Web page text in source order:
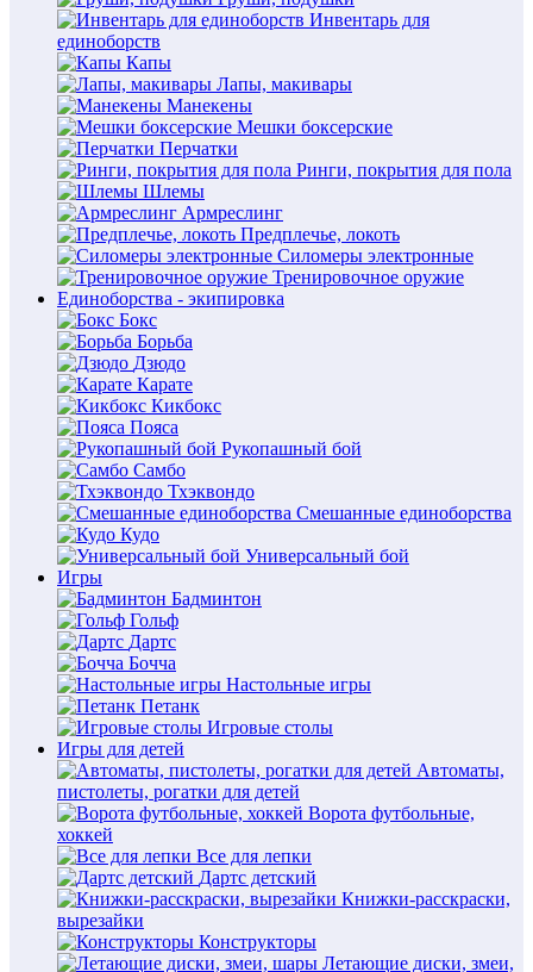
Инвентарь для
единоборств
Капы
Лапы, макивары
Манекены
Мешки боксерские
Перчатки
Ринги, покрытия для пола
Шлемы
Армреслинг
Предплечье, локоть
Силомеры электронные
Тренировочное оружие
Единоборства - экипировка
Бокс
Борьба
Дзюдо
Карате
Кикбокс
Пояса
Рукопашный бой
Самбо
Тхэквондо
Смешанные единоборства
Кудо
Универсальный бой
Игры
Бадминтон
Гольф
Дартс
Бочча
Настольные игры
Петанк
Игровые столы
Игры для детей
Автоматы,
пистолеты, рогатки для детей
Ворота футбольные,
хоккей
Все для лепки
Дартс детский
Книжки-расскраски,
вырезайки
Конструкторы
Летающие диски, змеи,